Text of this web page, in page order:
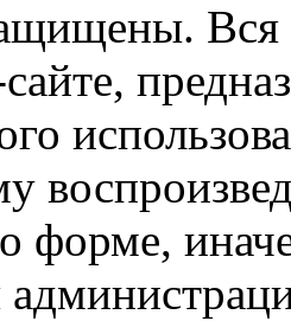
форме,